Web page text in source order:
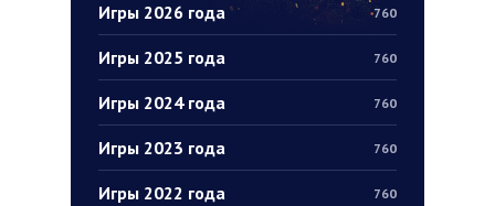
Игры 2026 года 760
Игры 2025 года 760
Игры 2024 года 760
Игры 2023 года 760
Игры 2022 года 760